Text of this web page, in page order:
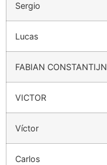
Sergio
Lucas
FABIAN CONSTANTIJN
VICTOR
Víctor
Carlos